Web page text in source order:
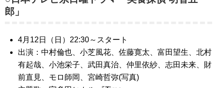
郎」
4月12日（日）22:30～スタート
出演：中村倫也、小芝風花、佐藤寛太、富田望生、北村
有起哉、小池栄子、武田真治、仲里依紗、志田未来、財
前直見、モロ師岡、宮崎哲弥(写真)